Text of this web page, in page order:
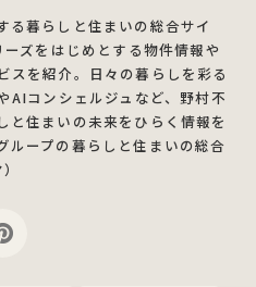
る暮らしと住まいの総合サイ
ズをはじめとする物件情報や
スを紹介。日々の暮らしを彩る
AIコンシェルジュなど、野村不
と住まいの未来をひらく情報を
ループの暮らしと住まいの総合